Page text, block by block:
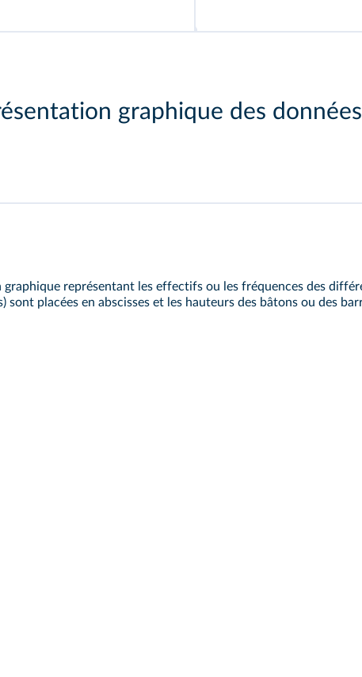
graphique des
graphique représentant les effectifs ou les fréquences des
sont placées en abscisses et les hauteurs des bâtons ou des